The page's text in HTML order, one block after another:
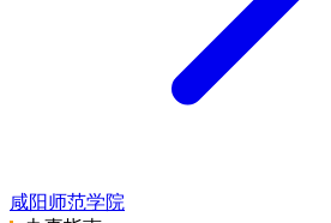
咸阳师范学院